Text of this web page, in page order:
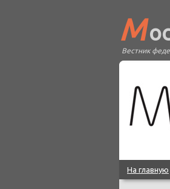
М
Вестник
На главную